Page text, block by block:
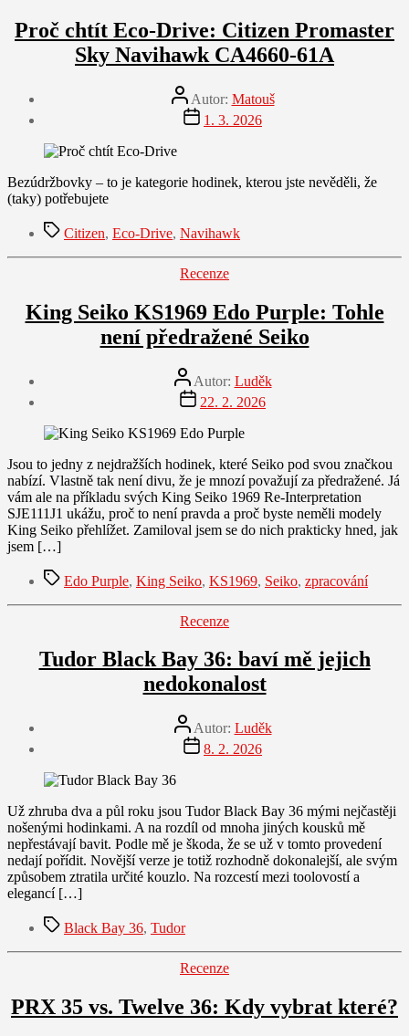
Proč chtít Eco-Drive: Citizen Promaster
Sky Navihawk CA4660-61A
Autor
příspěvku
Autor: Matouš
Datum
příspěvku
1. 3. 2026
Bezúdržbovky – to je kategorie hodinek, kterou jste nevěděli, že
(taky) potřebujete
ŠtítkyCitizen, Eco-Drive, Navihawk
Rubriky
Recenze
King Seiko KS1969 Edo Purple: Tohle
není předražené Seiko
Autor
příspěvku
Autor: Luděk
Datum
příspěvku
22. 2. 2026
Jsou to jedny z nejdražších hodinek, které Seiko pod svou značkou
nabízí. Vlastně tak není divu, že je mnozí považují za předražené. Já
vám ale na příkladu svých King Seiko 1969 Re-Interpretation
SJE111J1 ukážu, proč to není pravda a proč byste neměli modely
King Seiko přehlížet. Zamiloval jsem se do nich prakticky hned, jak
jsem […]
ŠtítkyEdo Purple, King Seiko, KS1969, Seiko, zpracování
Rubriky
Recenze
Tudor Black Bay 36: baví mě jejich
nedokonalost
Autor
příspěvku
Autor: Luděk
Datum
příspěvku
8. 2. 2026
Už zhruba dva a půl roku jsou Tudor Black Bay 36 mými nejčastěji
nošenými hodinkami. A na rozdíl od mnoha jiných kousků mě
nepřestávají bavit. Podle mě je škoda, že se už v tomto provedení
nedají pořídit. Novější verze je totiž rozhodně dokonalejší, ale svým
způsobem ztratila určité kouzlo. Na rozcestí mezi toolovostí a
elegancí […]
ŠtítkyBlack Bay 36, Tudor
Rubriky
Recenze
PRX 35 vs. Twelve 36: Kdy vybrat které?